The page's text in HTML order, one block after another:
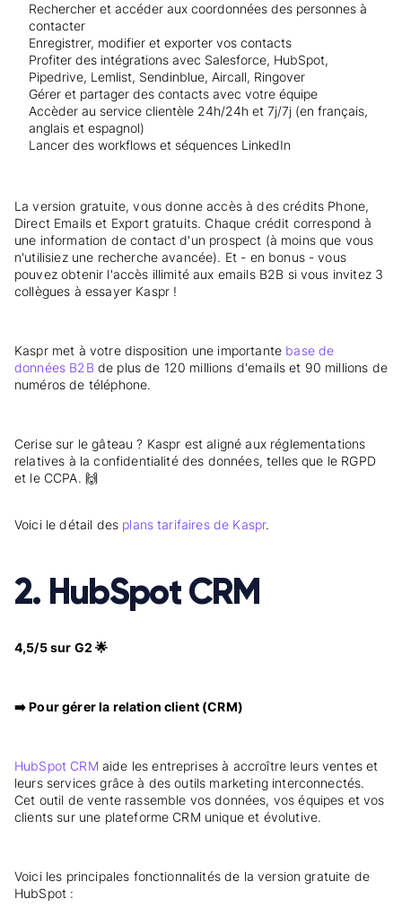
Rechercher et accéder aux coordonnées des personnes à
contacter
Enregistrer, modifier et exporter vos contacts
Profiter des intégrations avec Salesforce, HubSpot,
Pipedrive, Lemlist, Sendinblue, Aircall, Ringover
Gérer et partager des contacts avec votre équipe
Accèder au service clientèle 24h/24h et 7j/7j (en français,
anglais et espagnol)
Lancer des workflows et séquences LinkedIn
La version gratuite, vous donne accès à des crédits Phone,
Direct Emails et Export gratuits. Chaque crédit correspond à
une information de contact d'un prospect (à moins que vous
n'utilisiez une recherche avancée). Et - en bonus - vous
pouvez obtenir l'accès illimité aux emails B2B si vous invitez 3
collègues à essayer Kaspr !
Kaspr met à votre disposition une importante base de
données B2Bde plus de 120 millions d'emails et 90 millions de
numéros de téléphone.
Cerise sur le gâteau ? Kaspr est aligné aux réglementations
relatives à la confidentialité des données, telles que le RGPD
et le CCPA. 🙌
Voici le détail des plans tarifaires de Kaspr.
2. HubSpot CRM
4,5/5 sur G2 🌟
➡️ Pour gérer la relation client (CRM)
HubSpot CRM aide les entreprises à accroître leurs ventes et
leurs services grâce à des outils marketing interconnectés.
Cet outil de vente rassemble vos données, vos équipes et vos
clients sur une plateforme CRM unique et évolutive.
Voici les principales fonctionnalités de la version gratuite de
HubSpot :